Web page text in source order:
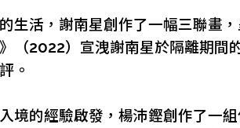
生活，謝南星創作了一幅三聯畫
（2022）宣洩謝南星於隔離期間
。
境的經驗啟發，楊沛鏗創作了一組